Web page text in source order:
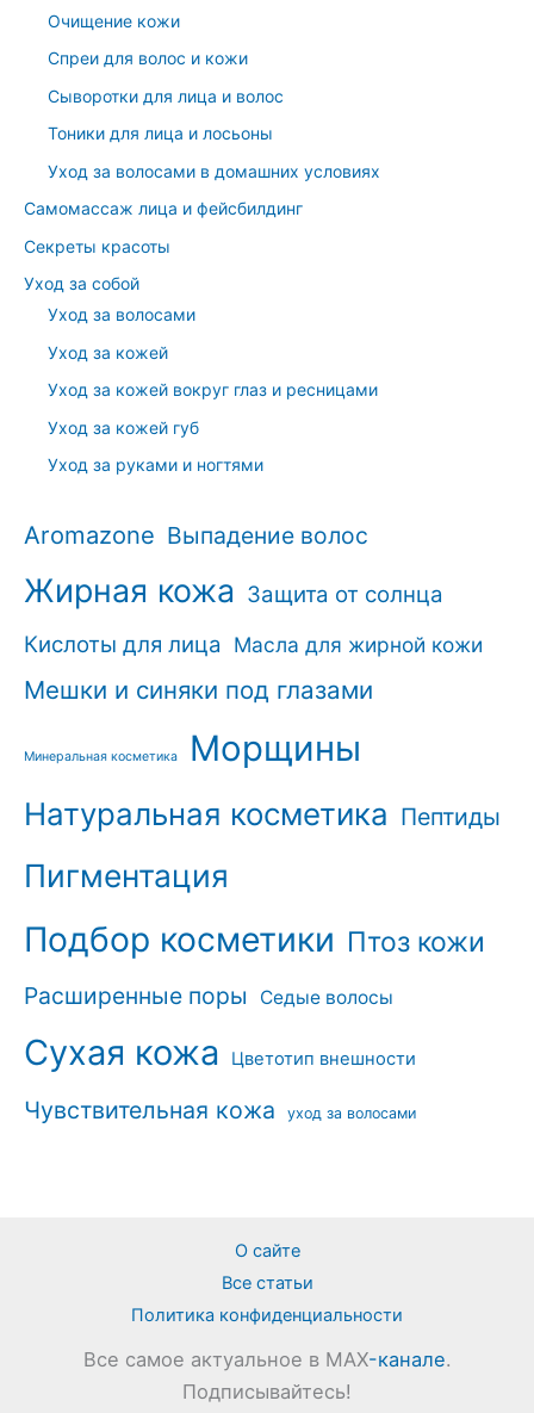
Очищение кожи
Спреи для волос и кожи
Сыворотки для лица и волос
Тоники для лица и лосьоны
Уход за волосами в домашних условиях
Самомассаж лица и фейсбилдинг
Секреты красоты
Уход за собой
Уход за волосами
Уход за кожей
Уход за кожей вокруг глаз и ресницами
Уход за кожей губ
Уход за руками и ногтями
Aromazone Выпадение волос
Жирная кожа Защита от солнца
Кислоты для лица
Масла для жирной кожи
Мешки и синяки под глазами
Минеральная косметика Морщины
Натуральная косметика Пептиды
Пигментация
Подбор косметики Птоз кожи
Расширенные поры Седые волосы
Сухая кожа Цветотип внешности
Чувствительная кожа уход за волосами
О сайте
Все статьи
Политика конфиденциальности
Все самое актуальное в MAX-канале.
Подписывайтесь!